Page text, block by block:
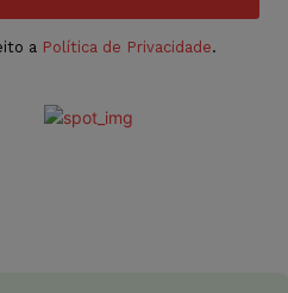
a Política de Privacidade.